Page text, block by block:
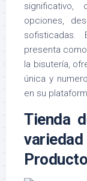
opciones,
sofisticadas.
presenta
la bisutería,
única y
en su
Tienda
v